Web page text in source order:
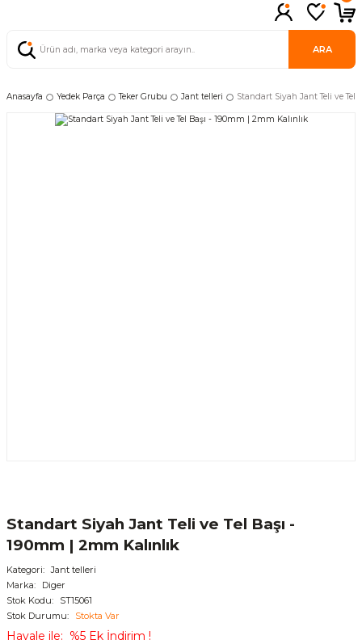
ARA
Anasayfa Yedek Parça Teker Grubu Jant telleri Standart Siyah Jant Teli ve Tel
Standart Siyah Jant Teli ve Tel Başı -
190mm | 2mm Kalınlık
Kategori
Jant telleri
Marka
Diger
Stok Kodu
ST15061
Stok Durumu
Stokta Var
Havale ile %5 Ek İndirim !